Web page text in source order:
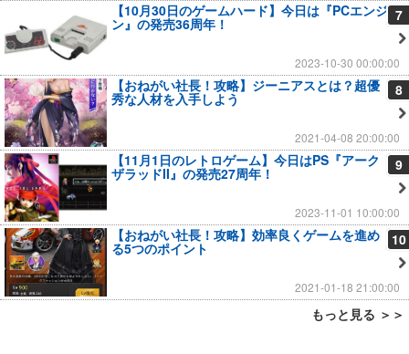
7
【10月30日のゲームハード】今日は『PCエンジ
ン』の発売36周年！
2023-10-30 00:00:00
8
【おねがい社長！攻略】ジーニアスとは？超優
秀な人材を入手しよう
2021-04-08 20:00:00
9
【11月1日のレトロゲーム】今日はPS『アーク
ザラッドII』の発売27周年！
2023-11-01 10:00:00
10
【おねがい社長！攻略】効率良くゲームを進め
る5つのポイント
2021-01-18 21:00:00
もっと見る ＞＞